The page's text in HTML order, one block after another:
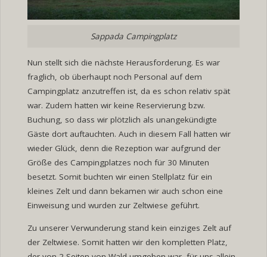
Sappada Campingplatz
Nun stellt sich die nächste Herausforderung. Es war
fraglich, ob überhaupt noch Personal auf dem
Campingplatz anzutreffen ist, da es schon relativ spät
war. Zudem hatten wir keine Reservierung bzw.
Buchung, so dass wir plötzlich als unangekündigte
Gäste dort auftauchten. Auch in diesem Fall hatten wir
wieder Glück, denn die Rezeption war aufgrund der
Größe des Campingplatzes noch für 30 Minuten
besetzt. Somit buchten wir einen Stellplatz für ein
kleines Zelt und dann bekamen wir auch schon eine
Einweisung und wurden zur Zeltwiese geführt.
Zu unserer Verwunderung stand kein einziges Zelt auf
der Zeltwiese. Somit hatten wir den kompletten Platz,